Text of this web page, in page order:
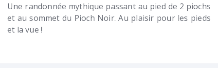
Une randonnée mythique passant au pied de 2 piochs
et au sommet du Pioch Noir. Au plaisir pour les pieds
et la vue !